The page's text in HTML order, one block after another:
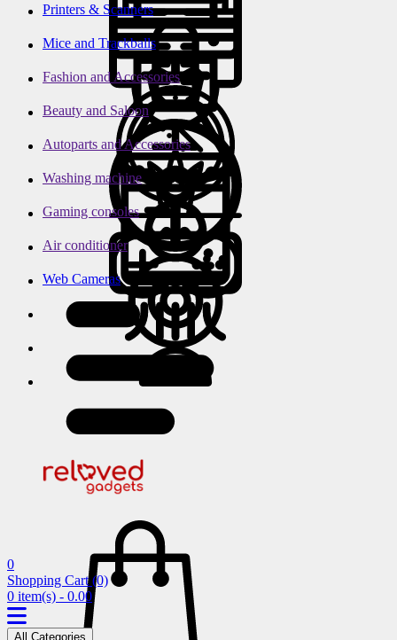
Printers & Scanners
Mice and Trackballs
Fashion and Accessories
Beauty and Saloon
Autoparts and Accessories
Washing machine
Gaming consoles
Air conditioner
Web Cameras
0
Shopping Cart (0)
0 item(s) - 0.00
All Categories